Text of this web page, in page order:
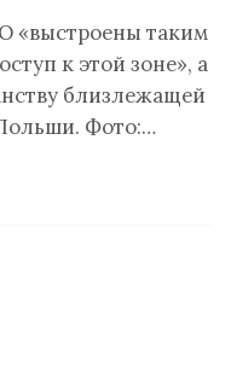
«выстроены таким
к этой зоне», а
близлежащей
Фото:…